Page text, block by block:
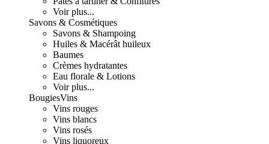
Voir plus...
Savons & Cosmétiques
Savons & Shampoing
Huiles & Macérât huileux
Baumes
Crèmes hydratantes
Eau florale & Lotions
Voir plus...
BougiesVins
Vins rouges
Vins blancs
Vins rosés
Vins liquoreux